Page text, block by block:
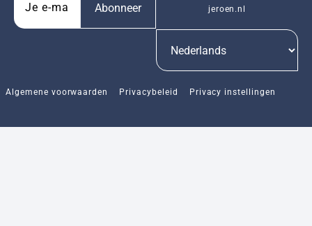
Abonneer jeroen.nl
Algemene voorwaarden Privacybeleid Privacy instellingen